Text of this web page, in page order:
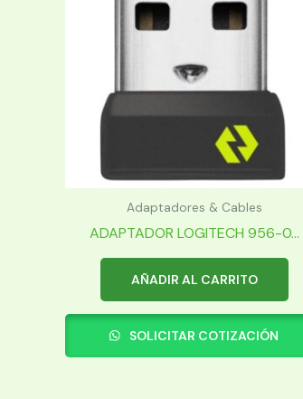
Adaptadores & Cables
ADAPTADOR LOGITECH 956-0...
AÑADIR AL CARRITO
SOLICITAR COTIZACIÓN